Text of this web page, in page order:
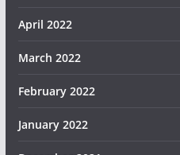
April 2022
March 2022
February 2022
January 2022